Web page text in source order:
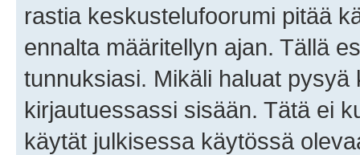
rastia keskustelufoorumi pitää
ennalta määritellyn ajan. Tällä
tunnuksiasi. Mikäli haluat
kirjautuessassi sisään. Tätä ei
käytät julkisessa käytössä